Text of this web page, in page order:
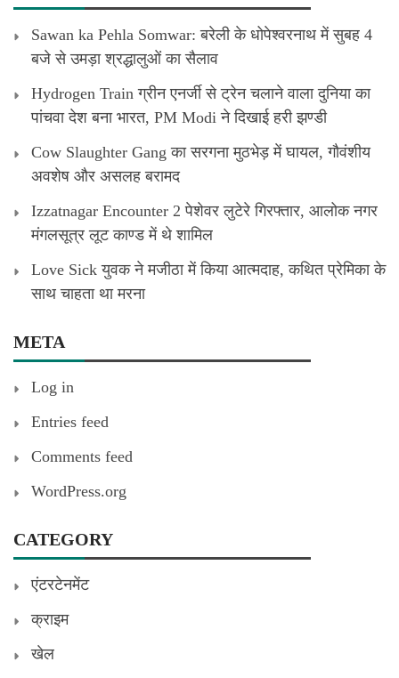
Sawan ka Pehla Somwar: बरेली के धोपेश्वरनाथ में सुबह 4
बजे से उमड़ा श्रद्धालुओं का सैलाव
Hydrogen Train ग्रीन एनर्जी से ट्रेन चलाने वाला दुनिया का
पांचवा देश बना भारत, PM Modi ने दिखाई हरी झण्डी
Cow Slaughter Gang का सरगना मुठभेड़ में घायल, गौवंशीय
अवशेष और असलह बरामद
Izzatnagar Encounter 2 पेशेवर लुटेरे गिरफ्तार, आलोक नगर
मंगलसूत्र लूट काण्‍ड में थे शामिल
Love Sick युवक ने मजीठा में किया आत्मदाह, कथित प्रेमिका के
साथ चाहता था मरना
META
Log in
Entries feed
Comments feed
WordPress.org
CATEGORY
एंटरटेनमेंट
क्राइम
खेल